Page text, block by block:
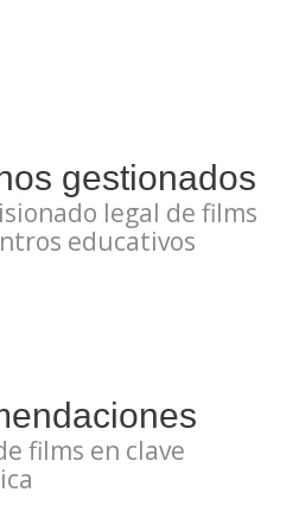
gestionados
legal de films
educativos
films en clave